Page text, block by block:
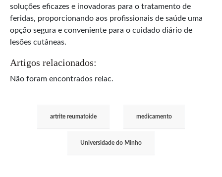
soluções eficazes e inovadoras para o tratamento de
feridas, proporcionando aos profissionais de saúde uma
opção segura e conveniente para o cuidado diário de
lesões cutâneas.
Artigos relacionados:
Não foram encontrados relac.
artrite reumatoide medicamento
Universidade do Minho